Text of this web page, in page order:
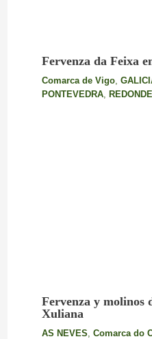
Fervenza da Feixa
Comarca de Vigo,
PONTEVEDRA,
Fervenza y molinos
Xuliana
AS NEVES Comarca do